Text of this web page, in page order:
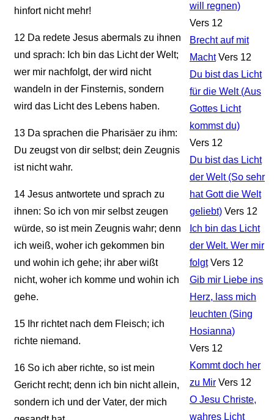
hinfort nicht mehr!
12 Da redete Jesus abermals zu ihnen
und sprach: Ich bin das Licht der Welt;
wer mir nachfolgt, der wird nicht
wandeln in der Finsternis, sondern
wird das Licht des Lebens haben.
13Da sprachen die Pharisäer zu ihm:
Du zeugst von dir selbst; dein Zeugnis
ist nicht wahr.
14Jesus antwortete und sprach zu
ihnen: So ich von mir selbst zeugen
würde, so ist mein Zeugnis wahr; denn
ich weiß, woher ich gekommen bin
und wohin ich gehe; ihr aber wißt
nicht, woher ich komme und wohin ich
gehe.
15Ihr richtet nach dem Fleisch; ich
richte niemand.
16So ich aber richte, so ist mein
Gericht recht; denn ich bin nicht allein,
sondern ich und der Vater, der mich
will regnen)
Vers 12
Brecht auf mit
Macht Vers 12
Du bist das Licht
für die Welt (Aus
Gottes Licht
kommst du)
Vers 12
Du bist das Licht
der Welt (So sehr
hat Gott die Welt
geliebt) Vers 12
Ich bin das Licht
der Welt. Wer mir
folgt Vers 12
Gib mir Liebe ins
Herz, lass mich
leuchten (Sing
Hosianna)
Vers 12
Kommt doch her
zu Mir Vers 12
O Jesu Christe,
wahres Licht